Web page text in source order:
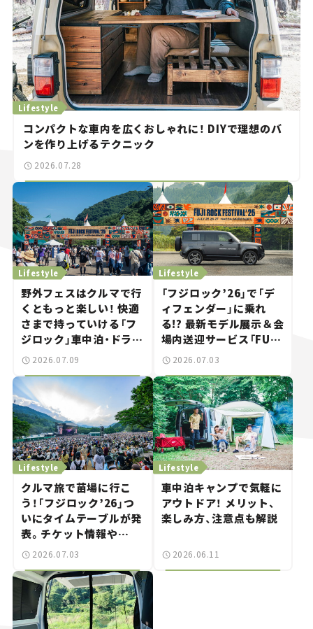
Lifestyle
コンパクトな車内を広くおしゃれに！ DIYで理想のバ
ンを作り上げるテクニック
2026.07.28
Lifestyle
野外フェスはクルマで行
くともっと楽しい！ 快適
さまで持っていける「フ
ジロック」車中泊・ドライ
ブガイド。
2026.07.09
Lifestyle
「フジロック’26」で「デ
ィフェンダー」に乗れ
る!? 最新モデル展示＆会
場内送迎サービス「FUJI
ROCK go round」で冒
2026.07.03
Lifestyle
クルマ旅で苗場に行こ
う！「フジロック’26」つ
いにタイムテーブルが発
表。チケット情報や
GREEN STAGEの出演ア
2026.07.03
Lifestyle
車中泊キャンプで気軽に
アウトドア！ メリット、
楽しみ方、注意点も解説
2026.06.11